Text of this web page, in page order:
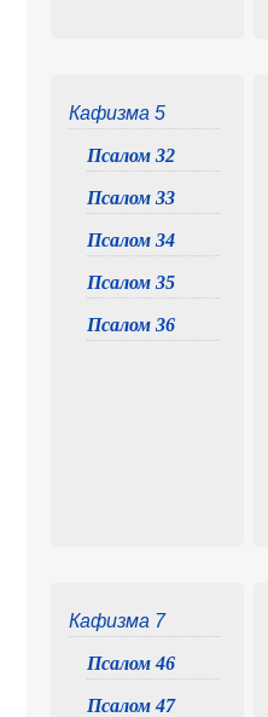
Кафизма 5
Псалом 32
Псалом 33
Псалом 34
Псалом 35
Псалом 36
Кафизма 7
Псалом 46
Псалом 47